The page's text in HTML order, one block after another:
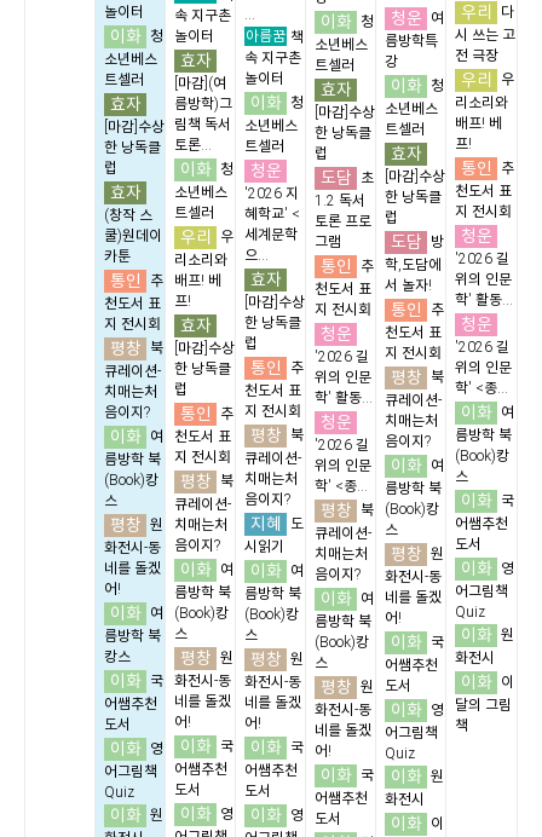
놀이터
이화
청
소년베스
트셀러
효자
[마감]수상
한 낭독클
럽
효자
(창작 스
쿨)원데이
카툰
통인
추
천도서 표
지 전시회
평창
북
큐레이션-
치매는처
음이지?
이화
여
름방학 북
(Book)캉
스
평창 원
화전시-동
네를 돌겠
어!
이화
여
름방학 북
캉스
이화
국
어쌤추천
도서
이화
영
어그림책
Quiz
이화 원
속 지구촌
놀이터
효자
[마감](여
름방학)그
림책 독서
토론...
이화
청
소년베스
트셀러
우리
우
리소리와
배프! 베
프!
효자
[마감]수상
한 낭독클
럽
통인
추
천도서 표
지 전시회
평창
북
큐레이션-
치매는처
음이지?
이화
여
름방학 북
(Book)캉
스
평창 원
화전시-동
네를 돌겠
어!
이화
국
어쌤추천
도서
이화
영
...
아름꿈 책
속 지구촌
놀이터
이화
청
소년베스
트셀러
청운
'2026 지
혜학교' <
세계문학
으...
효자
[마감]수상
한 낭독클
럽
통인
추
천도서 표
지 전시회
평창
북
큐레이션-
치매는처
음이지?
지혜
도
시읽기
이화
여
름방학 북
(Book)캉
스
평창 원
화전시-동
네를 돌겠
어!
이화
국
어쌤추천
도서
이화
영
이화
청
소년베스
트셀러
효자
[마감]수상
한 낭독클
럽
도담
초
1.2 독서
토론 프로
그램
통인
추
천도서 표
지 전시회
청운
'2026 길
위의 인문
학' 활동...
청운
'2026 길
위의 인문
학' <종...
평창
북
큐레이션-
치매는처
음이지?
이화
여
름방학 북
(Book)캉
스
평창 원
화전시-동
네를 돌겠
어!
이화
국
어쌤추천
도서
청운
여
름방학특
강
이화
청
소년베스
트셀러
효자
[마감]수상
한 낭독클
럽
도담
방
학,도담에
서 놀자!
통인
추
천도서 표
지 전시회
평창
북
큐레이션-
치매는처
음이지?
이화
여
름방학 북
(Book)캉
스
평창 원
화전시-동
네를 돌겠
어!
이화
국
어쌤추천
도서
이화
영
어그림책
Quiz
이화 원
화전시
이화
이
우리
다
시 쓰는 고
전 극장
우리
우
리소리와
배프! 베
프!
통인
추
천도서 표
지 전시회
청운
'2026 길
위의 인문
학' 활동...
청운
'2026 길
위의 인문
학' <종...
이화
여
름방학 북
(Book)캉
스
이화
국
어쌤추천
도서
이화
영
어그림책
Quiz
이화 원
화전시
이화
이
달의 그림
책